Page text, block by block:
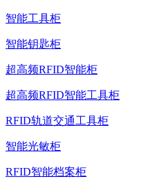
智能工具柜
智能钥匙柜
超高频RFID智能柜
超高频RFID智能工具柜
RFID轨道交通工具柜
智能光敏柜
RFID智能档案柜